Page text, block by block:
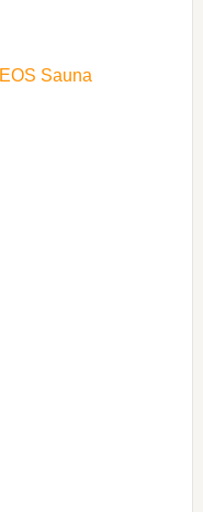
EOS Sauna